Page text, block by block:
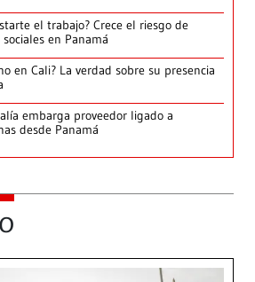
el trabajo? Crece el riesgo de
en Panamá
en Cali? La verdad sobre su presencia
embarga proveedor ligado a
desde Panamá